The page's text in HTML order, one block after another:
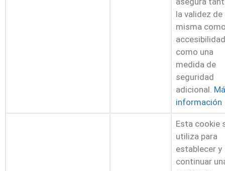
la validez de
misma
accesibilidad
como una
medida de
seguridad
adicional.
información
Esta cookie
utiliza para
establecer y
continuar